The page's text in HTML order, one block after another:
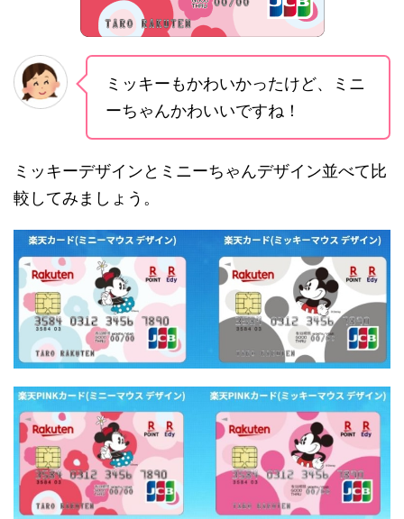
ミッキーもかわいかったけど、ミニ
ーちゃんかわいいですね！
ミッキーデザインとミニーちゃんデザイン並べて比
較してみましょう。